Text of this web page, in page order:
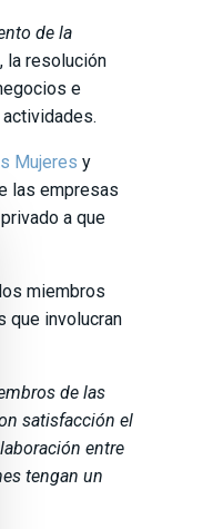
de la
la resolución
e
Mujeres y
las empresas
a que
miembros
que involucran
de las
satisfacción el
entre
tengan un